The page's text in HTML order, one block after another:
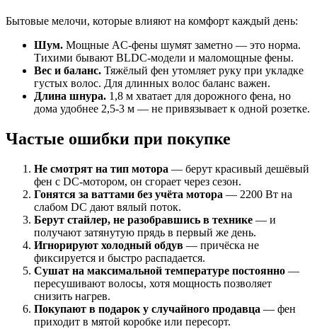
Бытовые мелочи, которые влияют на комфорт каждый день:
Шум. Мощные AC-фены шумят заметно — это норма.
Тихими бывают BLDC-модели и маломощные фены.
Вес и баланс. Тяжёлый фен утомляет руку при укладке
густых волос. Для длинных волос баланс важен.
Длина шнура. 1,8 м хватает для дорожного фена, но
дома удобнее 2,5-3 м — не привязывает к одной розетке.
Частые ошибки при покупке
Не смотрят на тип мотора — берут красивый дешёвый
фен с DC-мотором, он сгорает через сезон.
Гонятся за ваттами без учёта мотора — 2200 Вт на
слабом DC дают вялый поток.
Берут стайлер, не разобравшись в технике — и
получают затянутую прядь в первый же день.
Игнорируют холодный обдув — причёска не
фиксируется и быстро распадается.
Сушат на максимальной температуре постоянно —
пересушивают волосы, хотя мощность позволяет
снизить нагрев.
Покупают в подарок у случайного продавца — фен
приходит в мятой коробке или пересорт.